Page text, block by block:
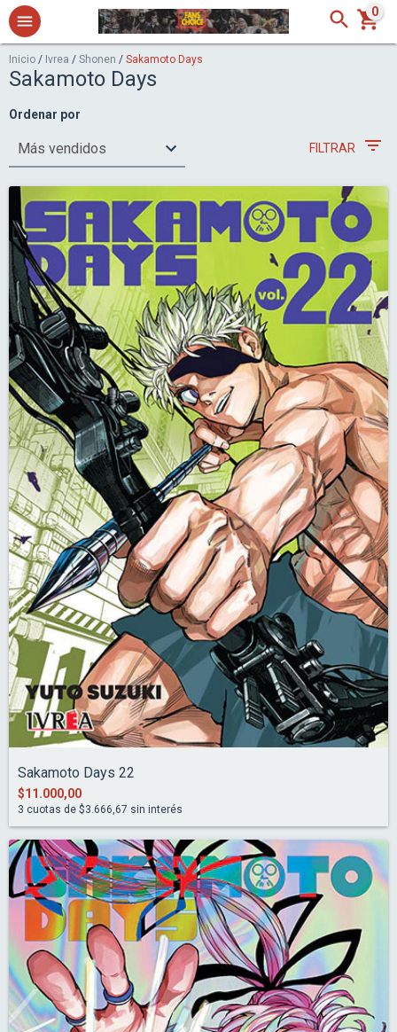
0
Inicio / Ivrea / Shonen / Sakamoto Days
Sakamoto Days
Ordenar por
FILTRAR
Sakamoto Days 22
$11.000,00
3 cuotas de $3.666,67 sin interés